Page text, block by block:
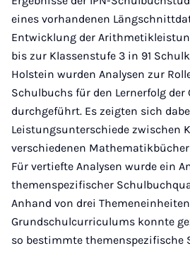
eines vorhandenen
Entwicklung der
bis zur Klassenstufe 3 in 91
Holstein wurden Analysen zur
Schulbuchs für den Lernerfolg
durchgeführt. Es zeigten sich
Leistungsunterschiede zwischen
verschiedenen
Für vertiefte Analysen wurde ein
themenspezifischer
Anhand von drei
Grundschulcurriculums konnte
so bestimmte themenspezifische